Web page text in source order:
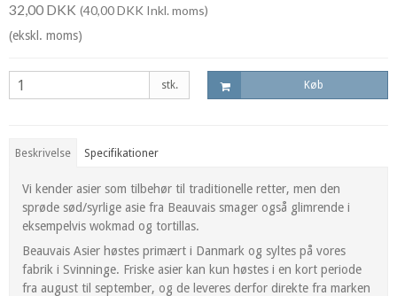
32,00 DKK (40,00 DKK Inkl. moms)
(ekskl. moms)
stk. Køb
Beskrivelse Specifikationer
Vi kender asier som tilbehør til traditionelle retter, men den
sprøde sød/syrlige asie fra Beauvais smager også glimrende i
eksempelvis wokmad og tortillas.
Beauvais Asier høstes primært i Danmark og syltes på vores
fabrik i Svinninge. Friske asier kan kun høstes i en kort periode
fra august til september, og de leveres derfor direkte fra marken